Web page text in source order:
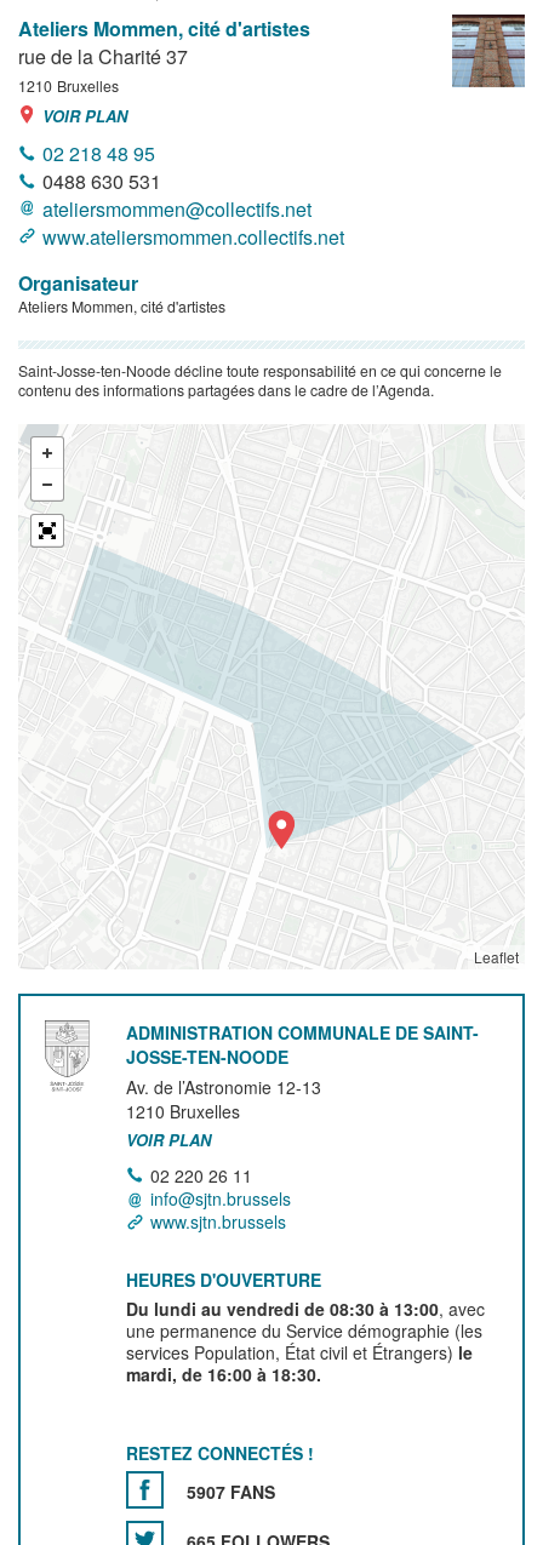
Ateliers Mommen, cité d'artistes
rue de la Charité 37
1210 Bruxelles
VOIR PLAN
02 218 48 95
0488 630 531
ateliersmommen@collectifs.net
www.ateliersmommen.collectifs.net
Organisateur
Ateliers Mommen, cité d'artistes
Saint-Josse-ten-Noode décline toute responsabilité en ce qui concerne le
contenu des informations partagées dans le cadre de l’Agenda.
Leaflet
ADMINISTRATION COMMUNALE DE SAINT-
JOSSE-TEN-NOODE
Av. de l’Astronomie 12-13
1210 Bruxelles
VOIR PLAN
02 220 26 11
info@sjtn.brussels
www.sjtn.brussels
HEURES D'OUVERTURE
Du lundi au vendredi de 08:30 à 13:00, avec
une permanence du Service démographie (les
services Population, État civil et Étrangers) le
mardi, de 16:00 à 18:30.
RESTEZ CONNECTÉS !
5907 FANS